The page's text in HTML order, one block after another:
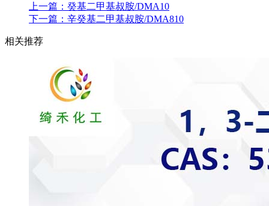
上一篇： 癸基二甲基叔胺/DMA10
下一篇： 辛癸基二甲基叔胺/DMA810
相关推荐